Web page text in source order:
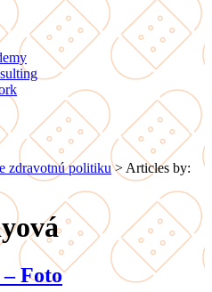
zdravotnú politiku> Articles by:
Foto